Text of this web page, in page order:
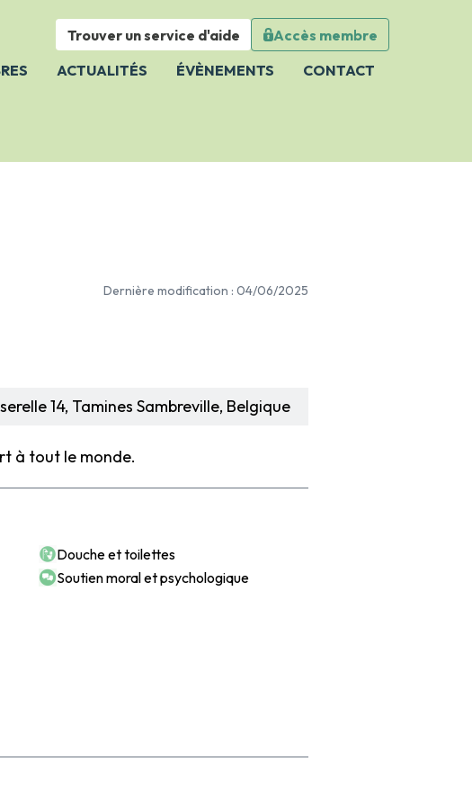
Trouver un service d'aide
Accès membre
ACTUALITÉS ÉVÈNEMENTS CONTACT
Dernière modification : 04/06/2025
14, Tamines Sambreville, Belgique
à tout le monde.
Douche et toilettes
Soutien moral et psychologique